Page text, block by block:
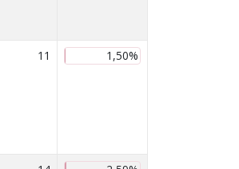
11 1,50%